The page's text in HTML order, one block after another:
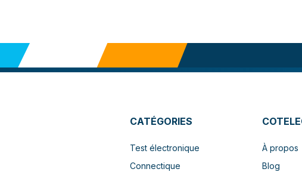
CATÉGORIES
Test électronique
Connectique
À propos
Blog